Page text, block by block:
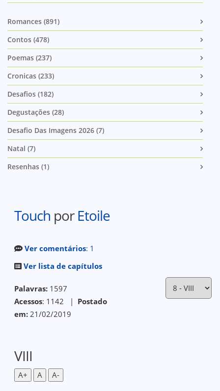
Romances (891)
Contos (478)
Poemas (237)
Cronicas (233)
Desafios (182)
Degustações (28)
Desafio Das Imagens 2026 (7)
Natal (7)
Resenhas (1)
Touch porEtoile
Ver comentários: 1
Ver lista de capítulos
Palavras: 1597
Acessos: 1142 | Postado
em: 21/02/2019
VIII
A+ A A-